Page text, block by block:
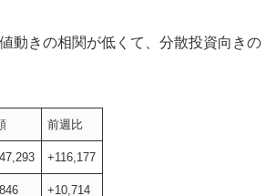
動きの相関が低くて、分散投資向きの
前週比
+116,177
+10,714